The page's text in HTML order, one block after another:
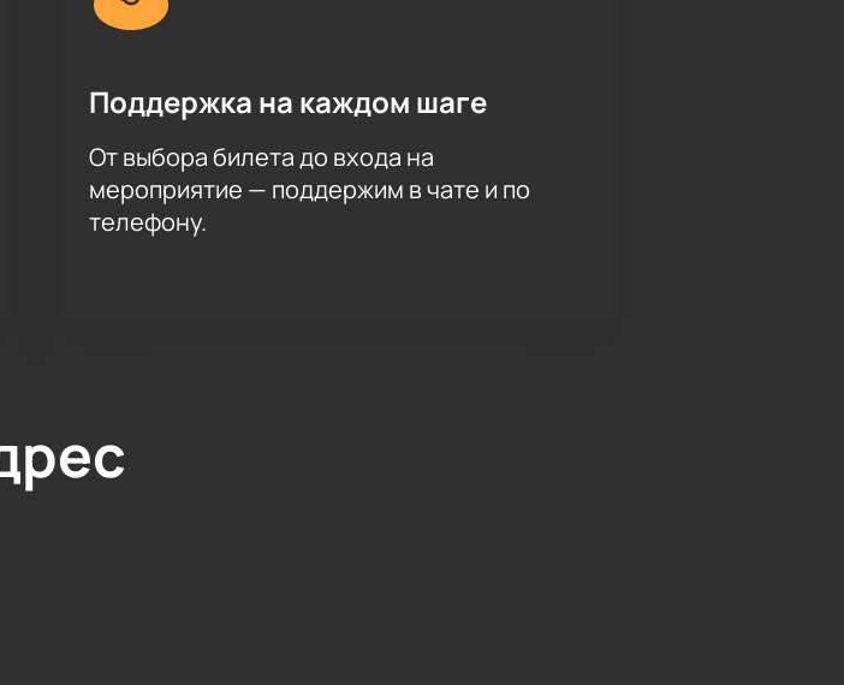
Поддержка на каждом шаге
От выбора билета до входа на
мероприятие — поддержим в чате и по
телефону.